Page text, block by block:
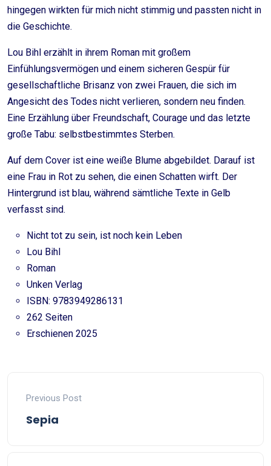
hingegen wirkten für mich nicht stimmig und passten nicht in
die Geschichte.
Lou Bihl erzählt in ihrem Roman mit großem
Einfühlungsvermögen und einem sicheren Gespür für
gesellschaftliche Brisanz von zwei Frauen, die sich im
Angesicht des Todes nicht verlieren, sondern neu finden.
Eine Erzählung über Freundschaft, Courage und das letzte
große Tabu: selbstbestimmtes Sterben.
Auf dem Cover ist eine weiße Blume abgebildet. Darauf ist
eine Frau in Rot zu sehen, die einen Schatten wirft. Der
Hintergrund ist blau, während sämtliche Texte in Gelb
verfasst sind.
Nicht tot zu sein, ist noch kein Leben
Lou Bihl
Roman
Unken Verlag
ISBN: 9783949286131
262 Seiten
Erschienen 2025
Previous Post
Sepia